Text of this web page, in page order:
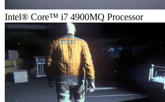
Intel® Core™ i7 4900MQ Processor